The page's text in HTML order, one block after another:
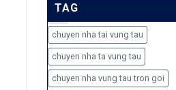
TAG
chuyen nha tai vung tau
chuyen nha ta vung tau
chuyen nha vung tau tron goi